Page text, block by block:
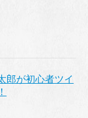
郎が初心者ツイ